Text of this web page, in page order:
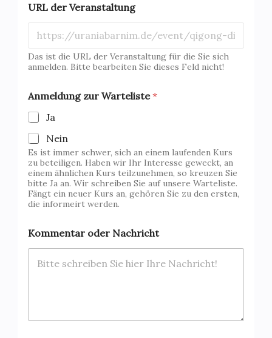
URL der Veranstaltung
Das ist die URL der Veranstaltung für die Sie sich
anmelden. Bitte bearbeiten Sie dieses Feld nicht!
Anmeldung zur Warteliste*
Ja
Nein
Es ist immer schwer, sich an einem laufenden Kurs
zu beteiligen. Haben wir Ihr Interesse geweckt, an
einem ähnlichen Kurs teilzunehmen, so kreuzen Sie
bitte Ja an. Wir schreiben Sie auf unsere Warteliste.
Fängt ein neuer Kurs an, gehören Sie zu den ersten,
die informeirt werden.
Kommentar oder Nachricht